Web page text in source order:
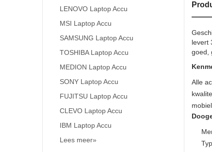
LENOVO Laptop Accu
MSI Laptop Accu
SAMSUNG Laptop Accu
TOSHIBA Laptop Accu
MEDION Laptop Accu
SONY Laptop Accu
FUJITSU Laptop Accu
CLEVO Laptop Accu
IBM Laptop Accu
Lees meer»
levert
goed,
Alle